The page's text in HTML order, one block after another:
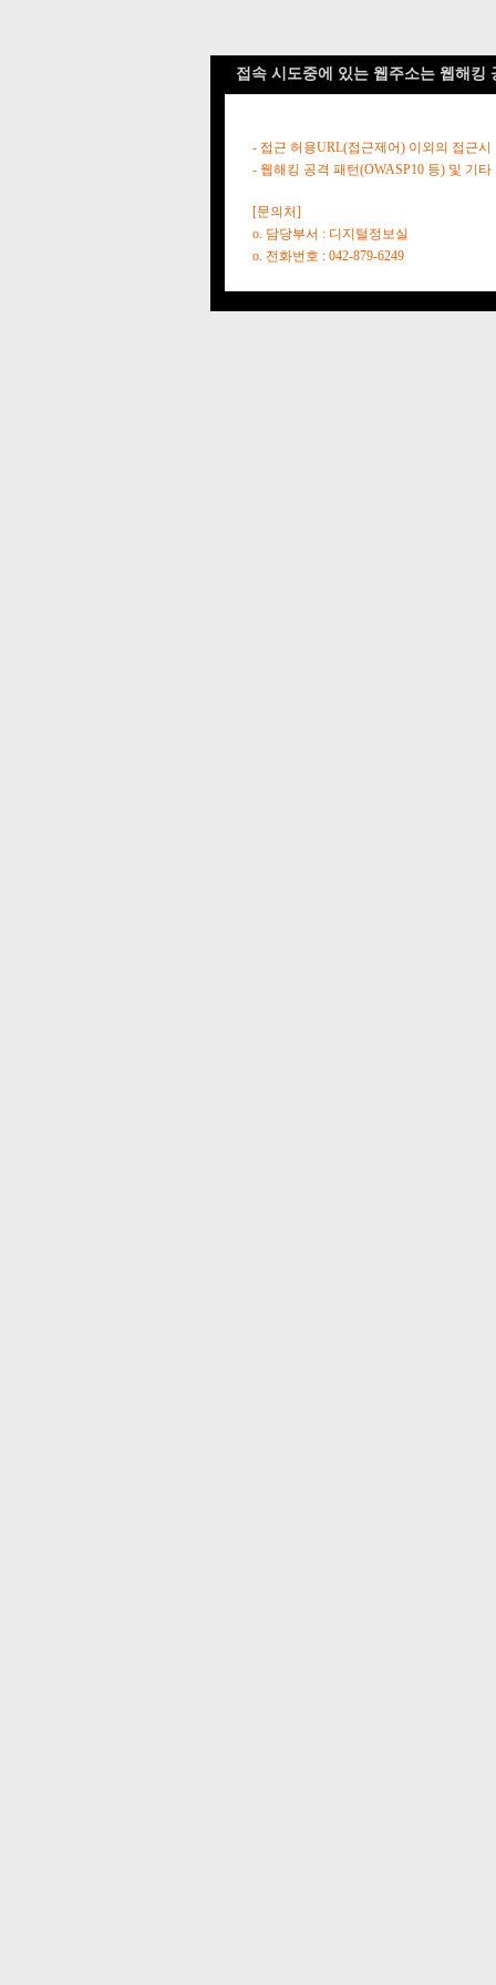
접속 시도중에 있는 웹주소는 웹해킹
- 접근 허용URL(접근제어) 이외의 접근시
- 웹해킹 공격 패턴(OWASP10 등) 및 기
[문의처]
o. 담당부서 : 디지털정보실
o. 전화번호 : 042-879-6249